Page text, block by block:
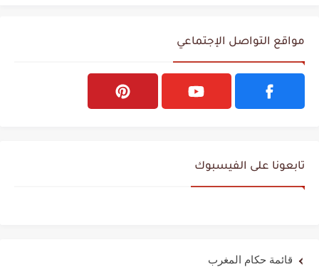
مواقع التواصل الإجتماعي
تابعونا على الفيسبوك
قائمة حكام المغرب